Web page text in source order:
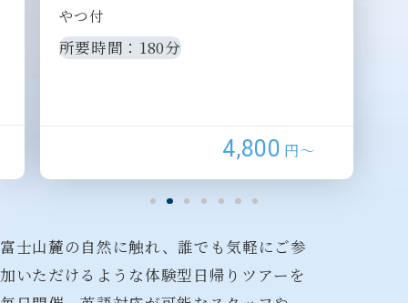
やつ付
所要時間：180分
4,800 円～
富士山麓の自然に触れ、誰でも気軽にご参
加いただけるような体験型日帰りツアーを